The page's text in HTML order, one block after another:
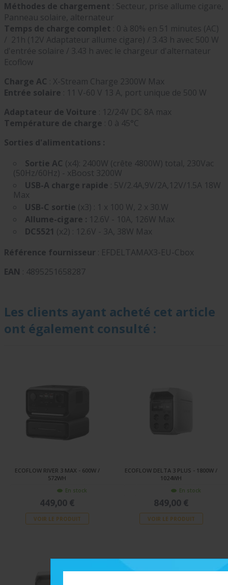
Méthodes de chargement : Secteur, prise allume cigare,
Panneau solaire, alternateur
Temps de charge complet : 0 à 80% en 51 minutes (AC)
/ 21h (12V Adaptateur allume cigare) / 3.43 h avec 500 W
d'entrée solaire / 3.43 h avec le chargeur d'alternateur
Ecoflow
Charge AC : X-Stream Charge 2300W Max
Entrée solaire : 11 V-60 V 13 A, port unique de 500 W
Adaptateur de Voiture : 12/24V DC 8A max
Température de charge : 0 à 45°C
Sorties d'alimentations :
Sortie AC (x4): 2400W (crête 4800W) total, 230Vac
(50Hz/60Hz) - xBoost 3200W
USB-A charge rapide : 5V/2.4A,9V/2A,12V/1.5A 18W
Max
USB-C sortie (x3) : 1 x 100 W, 2 x 30.W
Allume-cigare : 12.6V - 10A, 126W Max
DC5521 (x2) : 12.6V - 3A, 38W Max
Référence fournisseur : EFDELTAMAX3-EU-Cbox
EAN : 4895251658287
Les clients ayant acheté cet article
ont également consulté :
ECOFLOW RIVER 3 MAX - 600W /
572WH
En stock
449,00 €
VOIR LE PRODUIT
ECOFLOW DELTA 3 PLUS - 1800W /
1024WH
En stock
849,00 €
VOIR LE PRODUIT